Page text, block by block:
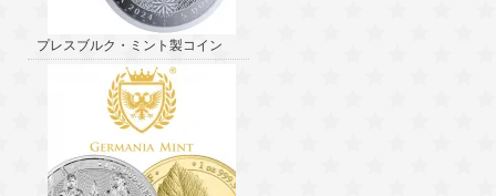
プレスブルク・ミント製コイン